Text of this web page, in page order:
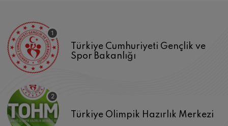
Türkiye Cumhuriyeti Gençlik ve
Spor Bakanlığı
Türkiye Olimpik Hazırlık Merkezi